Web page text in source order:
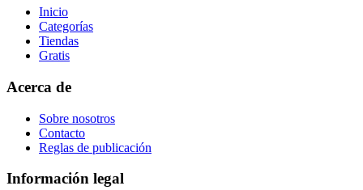
Inicio
Categorías
Tiendas
Gratis
Acerca de
Sobre nosotros
Contacto
Reglas de publicación
Información legal